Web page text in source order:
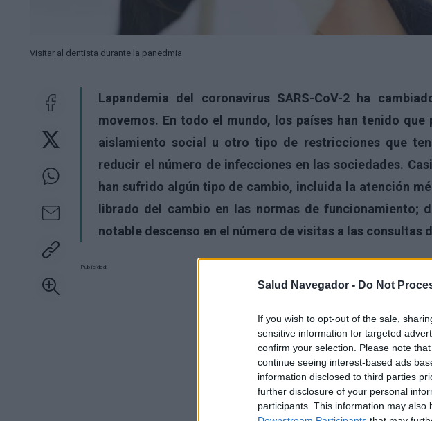
Salud Navegador - Do Not
If you wish to opt-out of the sale,
sensitive information for targeted
confirm your selection. Please note
continue seeing interest-based ads
information disclosed to third parties
further disclosure of your personal
participants. This information may
Visitar al dentista durante la panedmia
Lapandemia del coronavirus SARS-CoV-2 ha
movemos. En todo el mundo, los países han tenido que
aislamiento social u otro tipo de restricciones que
reducir el número de infecciones en las sociedades.
han sufrido algún tipo de cambio, incluida la atención
librado del cambio en las normas de funcionamiento;
notable descenso en el número de visitas a las consultas
Publicidad: